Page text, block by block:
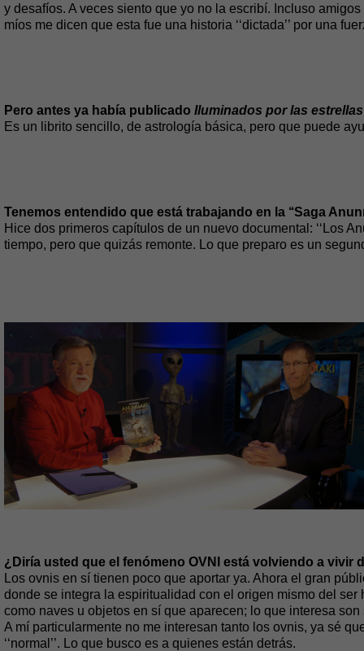
y desafíos. A veces siento que yo no la escribí. Incluso amigos
míos me dicen que esta fue una historia ‘‘dictada’’ por una
Pero antes ya había publicado Iluminados por las estrellas
Es un librito sencillo, de astrología básica, pero que puede
Tenemos entendido que está trabajando en la ‘‘Saga
Hice dos primeros capítulos de un nuevo documental: ‘‘Los
tiempo, pero que quizás remonte. Lo que preparo es un
¿Diría usted que el fenómeno OVNI está volviendo a vivir
Los ovnis en sí tienen poco que aportar ya. Ahora el gran
donde se integra la espiritualidad con el origen mismo del
como naves u objetos en sí que aparecen; lo que interesa
A mí particularmente no me interesan tanto los ovnis, ya sé
‘‘normal’’. Lo que busco es a quienes están detrás.